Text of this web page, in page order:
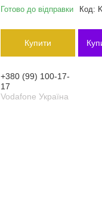
Готово до відправки Код:
Купити
+380 (99) 100-17-
17
Vodafone Україна